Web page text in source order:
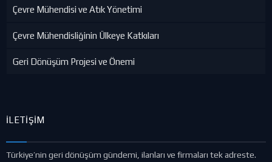
Çevre Mühendisi ve Atık Yönetimi
Çevre Mühendisliğinin Ülkeye Katkıları
Geri Dönüşüm Projesi ve Önemi
İLETIŞIM
Türkiye’nin geri dönüşüm gündemi, ilanları ve firmaları tek adreste.